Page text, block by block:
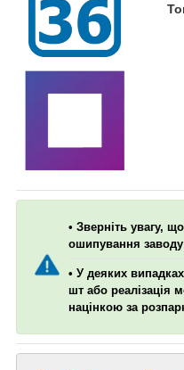
• Зверніть увагу,
ошипування
• У деяких
шт або реалізація
націнкою за